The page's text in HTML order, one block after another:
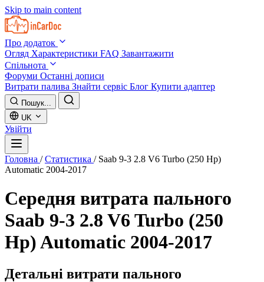
Skip to main content
Про додаток
Огляд Характеристики FAQ Завантажити
Спільнота
Форуми Останні дописи
Витрати палива Знайти сервіс Блог Купити адаптер
Пошук...
UK
Увійти
Головна / Статистика / Saab 9-3 2.8 V6 Turbo (250 Hp)
Automatic 2004-2017
Середня витрата пального
Saab 9-3 2.8 V6 Turbo (250
Hp) Automatic 2004-2017
Детальні витрати пального